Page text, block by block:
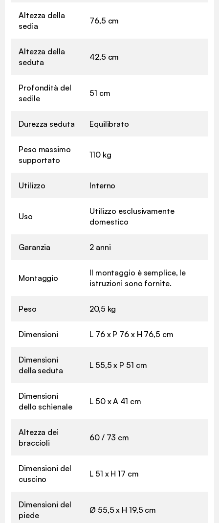
Altezza della
sedia
76,5 cm
Altezza della
seduta
42,5 cm
Profondità del
sedile
51 cm
Durezza seduta Equilibrato
Peso massimo
supportato
110 kg
Utilizzo Interno
Uso
Utilizzo esclusivamente
domestico
Garanzia 2 anni
Montaggio
Il montaggio è semplice, le
istruzioni sono fornite.
Peso 20,5 kg
Dimensioni L 76 x P 76 x H 76,5 cm
Dimensioni
della seduta
L 55,5 x P 51 cm
Dimensioni
dello schienale
L 50 x A 41 cm
Altezza dei
braccioli
60 / 73 cm
Dimensioni del
cuscino
L 51 x H 17 cm
Dimensioni del
piede
Ø 55,5 x H 19,5 cm